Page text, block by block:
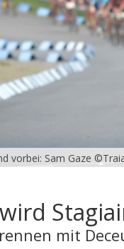
vorbei: Sam Gaze
mit